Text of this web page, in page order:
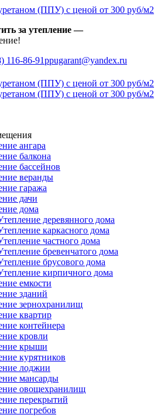
за утепление —
116-86-91ppugarant@yandex.ru
ангара
балкона
бассейнов
веранды
гаража
дачи
дома
деревянного дома
каркасного дома
частного дома
бревенчатого дома
брусового дома
кирпичного дома
емкости
зданий
зернохранилищ
квартир
контейнера
кровли
крыши
курятников
лоджии
мансарды
овощехранилищ
перекрытий
погребов